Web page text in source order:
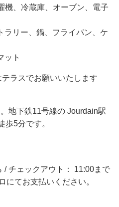
機、冷蔵庫、オーブン、電子
ラリー、鍋、フライパン、ケ
ット
ラスでお願いいたします
地下鉄11号線の Jourdain駅
歩5分です。
/ チェックアウト： 11:00まで
にてお支払いください。